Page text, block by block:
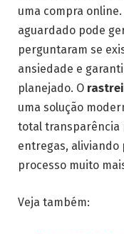
uma compra
aguardado pode
perguntaram se
ansiedade e
planejado. O
uma solução
total transparência
entregas, aliviando
processo muito
Veja também: